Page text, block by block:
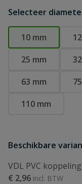
Selecteer
10 mm
25 mm
63 mm
110 mm
Beschikbare
VDL PVC
€ 2,96